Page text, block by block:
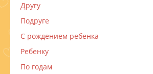
Другу
Подруге
С рождением ребенка
Ребенку
По годам